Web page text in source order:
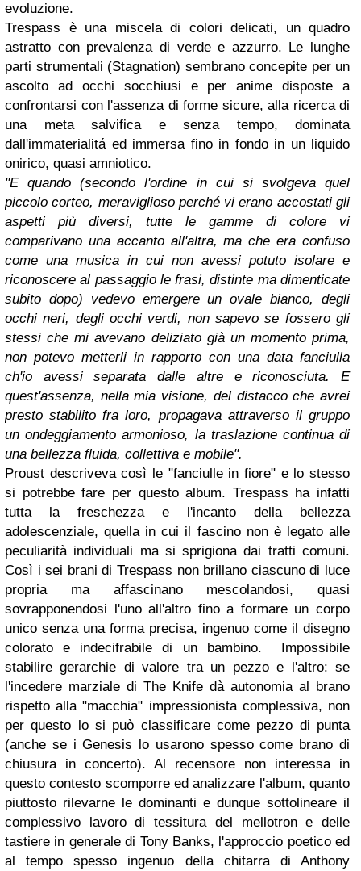
evoluzione.
Trespass è una miscela di colori delicati, un quadro
astratto con prevalenza di verde e azzurro. Le lunghe
parti strumentali (Stagnation) sembrano concepite per un
ascolto ad occhi socchiusi e per anime disposte a
confrontarsi con l'assenza di forme sicure, alla ricerca di
una meta salvifica e senza tempo, dominata
dall'immaterialitá ed immersa fino in fondo in un liquido
onirico, quasi amniotico.
"E quando (secondo l'ordine in cui si svolgeva quel
piccolo corteo, meraviglioso perché vi erano accostati gli
aspetti più diversi, tutte le gamme di colore vi
comparivano una accanto all'altra, ma che era confuso
come una musica in cui non avessi potuto isolare e
riconoscere al passaggio le frasi, distinte ma dimenticate
subito dopo) vedevo emergere un ovale bianco, degli
occhi neri, degli occhi verdi, non sapevo se fossero gli
stessi che mi avevano deliziato già un momento prima,
non potevo metterli in rapporto con una data fanciulla
ch'io avessi separata dalle altre e riconosciuta. E
quest'assenza, nella mia visione, del distacco che avrei
presto stabilito fra loro, propagava attraverso il gruppo
un ondeggiamento armonioso, la traslazione continua di
una bellezza fluida, collettiva e mobile".
Proust descriveva così le "fanciulle in fiore" e lo stesso
si potrebbe fare per questo album. Trespass ha infatti
tutta la freschezza e l'incanto della bellezza
adolescenziale, quella in cui il fascino non è legato alle
peculiarità individuali ma si sprigiona dai tratti comuni.
Così i sei brani di Trespass non brillano ciascuno di luce
propria ma affascinano mescolandosi, quasi
sovrapponendosi l'uno all'altro fino a formare un corpo
unico senza una forma precisa, ingenuo come il disegno
colorato e indecifrabile di un bambino. Impossibile
stabilire gerarchie di valore tra un pezzo e l'altro: se
l'incedere marziale di The Knife dà autonomia al brano
rispetto alla "macchia" impressionista complessiva, non
per questo lo si può classificare come pezzo di punta
(anche se i Genesis lo usarono spesso come brano di
chiusura in concerto). Al recensore non interessa in
questo contesto scomporre ed analizzare l'album, quanto
piuttosto rilevarne le dominanti e dunque sottolineare il
complessivo lavoro di tessitura del mellotron e delle
tastiere in generale di Tony Banks, l'approccio poetico ed
al tempo spesso ingenuo della chitarra di Anthony